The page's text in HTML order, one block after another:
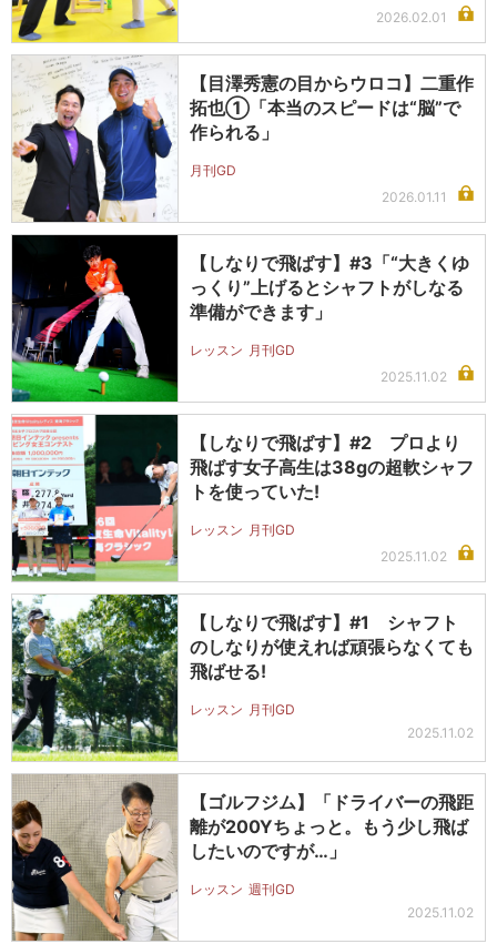
2026.02.01
【目澤秀憲の目からウロコ】二重作
拓也①「本当のスピードは“脳”で
作られる」
月刊GD
2026.01.11
【しなりで飛ばす】#3「“大きくゆ
っくり”上げるとシャフトがしなる
準備ができます」
レッスン 月刊GD
2025.11.02
【しなりで飛ばす】#2 プロより
飛ばす女子高生は38gの超軟シャフ
トを使っていた!
レッスン 月刊GD
2025.11.02
【しなりで飛ばす】#1 シャフト
のしなりが使えれば頑張らなくても
飛ばせる!
レッスン 月刊GD
2025.11.02
【ゴルフジム】「ドライバーの飛距
離が200Yちょっと。もう少し飛ば
したいのですが…」
レッスン 週刊GD
2025.11.02